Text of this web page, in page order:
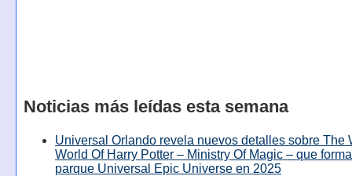
Noticias más leídas esta semana
Universal Orlando revela nuevos detalles sobre The
World Of Harry Potter – Ministry Of Magic – que
parque Universal Epic Universe en 2025